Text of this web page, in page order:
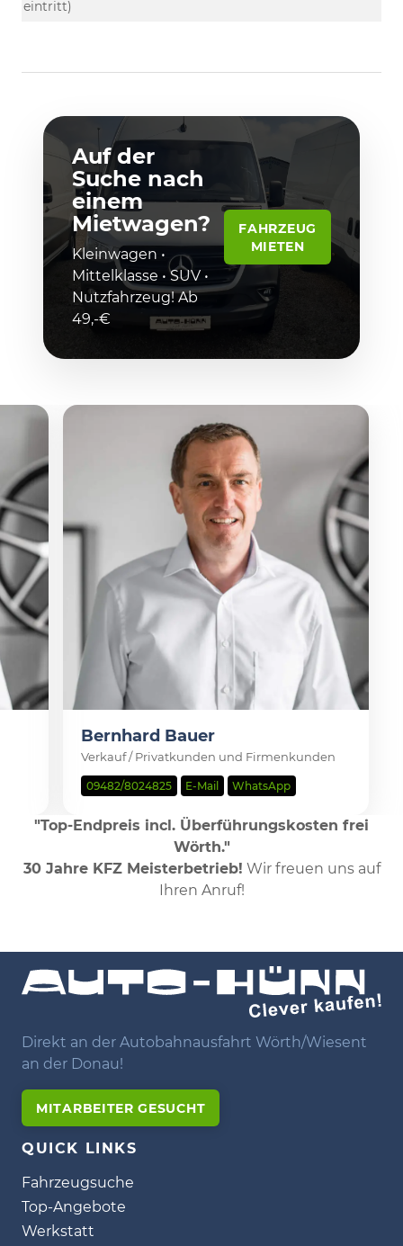
eintritt)
Auf der
Suche nach
einem
Mietwagen?
Kleinwagen •
Mittelklasse • SUV •
Nutzfahrzeug! Ab
49,-€
FAHRZEUG
MIETEN
Bernhard Bauer
Verkauf / Privatkunden und Firmenkunden
09482/8024825 E-Mail WhatsApp
"Top-Endpreis incl. Überführungskosten frei
Wörth."
30 Jahre KFZ Meisterbetrieb! Wir freuen uns auf
Ihren Anruf!
Direkt an der Autobahnausfahrt Wörth/Wiesent
an der Donau!
MITARBEITER GESUCHT
QUICK LINKS
Fahrzeugsuche
Top-Angebote
Werkstatt